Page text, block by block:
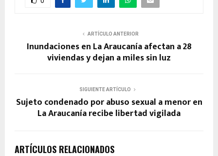
ARTÍCULO ANTERIOR
Inundaciones en La Araucanía afectan a 28
viviendas y dejan a miles sin luz
SIGUIENTE ARTÍCULO
Sujeto condenado por abuso sexual a menor en
La Araucanía recibe libertad vigilada
ARTÍCULOS RELACIONADOS